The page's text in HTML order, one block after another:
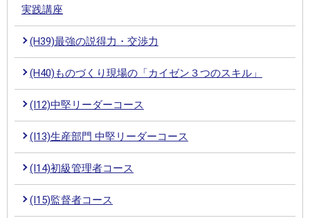
実践講座
(H39)最強の説得力・交渉力
(H40)ものづくり現場の「カイゼン３つのスキル」
(I12)中堅リーダーコース
(I13)生産部門 中堅リーダーコース
(I14)初級管理者コース
(I15)監督者コース